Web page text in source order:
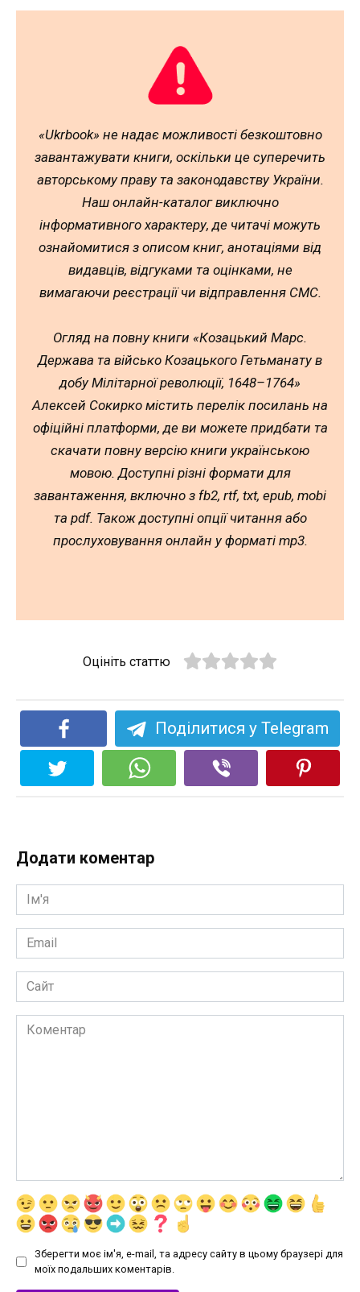
«Ukrbook» не надає можливості безкоштовно
завантажувати книги, оскільки це суперечить
авторському праву та законодавству України.
Наш онлайн-каталог виключно
інформативного характеру, де читачі можуть
ознайомитися з описом книг, анотаціями від
видавців, відгуками та оцінками, не
вимагаючи реєстрації чи відправлення СМС.
Огляд на повну книги «Козацький Марс.
Держава та військо Козацького Гетьманату в
добу Мілітарної революції, 1648–1764»
Алексей Сокирко містить перелік посилань на
офіційні платформи, де ви можете придбати та
скачати повну версію книги українською
мовою. Доступні різні формати для
завантаження, включно з fb2, rtf, txt, epub, mobi
та pdf. Також доступні опції читання або
прослуховування онлайн у форматі mp3.
Оцініть статтю
Поділитися у Telegram
Додати коментар
Ім'я
*
Email
*
Сайт
Коментар
Зберегти моє ім'я, e-mail, та адресу сайту в цьому браузері для
моїх подальших коментарів.